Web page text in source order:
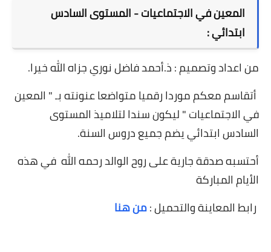
المعين في الاجتماعيات - المستوى السادس
ابتدائي :
من اعداد وتصميم : ذ.أحمد فاضل نوري جزاه الله خيرا.
أتقاسم معكم موردا رقميا متواضعا عنونته بـ " المعين
في الاجتماعيات " ليكون سندا لتلاميذ المستوى
السادس ابتدائي يضم جميع دروس السنة.
أحتسبه صدقة جارية على روح الوالد رحمه الله في هذه
الأيام المباركة
رابط المعاينة والتحميل :من هنا